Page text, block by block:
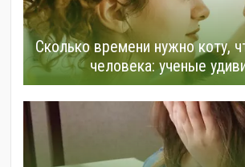
Сколько времени нужно коту,
человека: ученые